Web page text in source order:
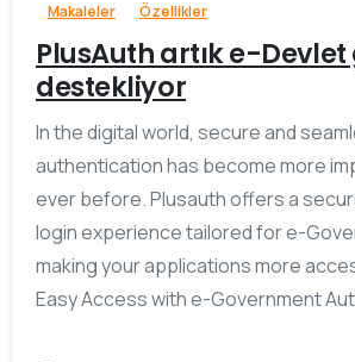
Makaleler Özellikler
PlusAuth artık e-
destekliyor
In the digital world, secure and
authentication has become more
ever before. Plusauth offers a
login experience tailored for e-
making your applications more
Easy Access with e-Government